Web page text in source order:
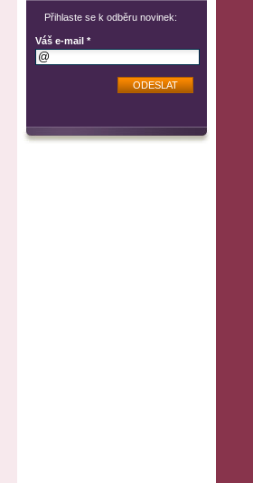
Přihlaste se k odběru novinek:
Váš e-mail *